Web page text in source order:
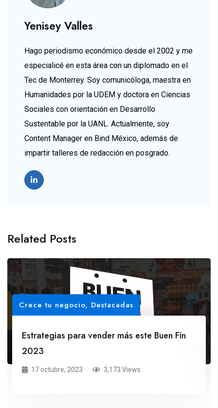
Yenisey Valles
Hago periodismo económico desde el 2002 y me
especialicé en esta área con un diplomado en el
Tec de Monterrey. Soy comunicóloga, maestra en
Humanidades por la UDEM y doctora en Ciencias
Sociales con orientación en Desarrollo
Sustentable por la UANL. Actualmente, soy
Content Manager en Bind México, además de
impartir talleres de redacción en posgrado.
Related Posts
Crece tu negocio, Destacadas
Estrategias para vender más este Buen Fin
2023
17 octubre, 2023 3,173 Views